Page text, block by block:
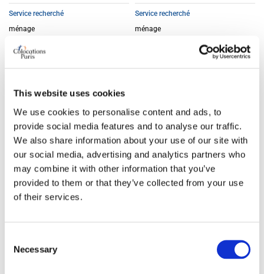
This website uses cookies
We use cookies to personalise content and ads, to
provide social media features and to analyse our traffic.
We also share information about your use of our site with
our social media, advertising and analytics partners who
may combine it with other information that you’ve
provided to them or that they’ve collected from your use
of their services.
Selection
Necessary
Service recherché
ménage
Disponibilité
il y a 2 mois
Service recherché
ménage
Offre
Logement contre service
Chambre contre service |
Offre
Logement contre service
Chambre service | Paris 16e